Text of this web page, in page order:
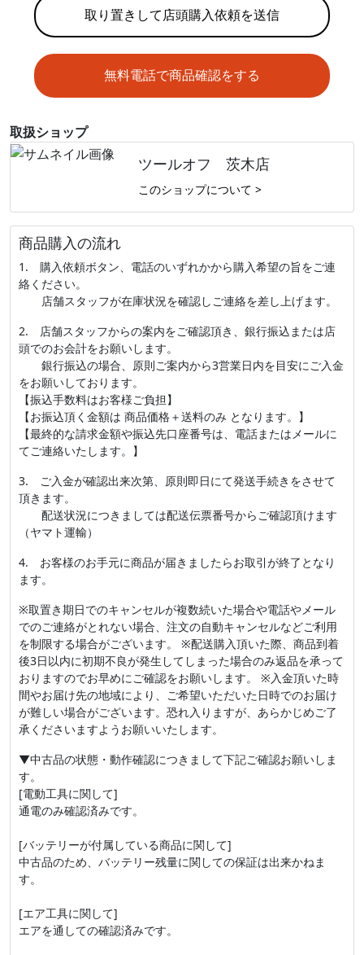
取り置きして店頭購入依頼を送信
無料電話で商品確認をする
取扱ショップ
ツールオフ 茨木店
このショップについて >
商品購入の流れ
1. 購入依頼ボタン、電話のいずれかから購入希望の旨をご連
絡ください。
店舗スタッフが在庫状況を確認しご連絡を差し上げます。
2. 店舗スタッフからの案内をご確認頂き、銀行振込または店
頭でのお会計をお願いします。
銀行振込の場合、原則ご案内から3営業日内を目安にご入金
をお願いしております。
【振込手数料はお客様ご負担】
【お振込頂く金額は 商品価格＋送料のみ となります。】
【最終的な請求金額や振込先口座番号は、電話またはメールに
てご連絡いたします。】
3. ご入金が確認出来次第、原則即日にて発送手続きをさせて
頂きます。
配送状況につきましては配送伝票番号からご確認頂けます
（ヤマト運輸）
4. お客様のお手元に商品が届きましたらお取引が終了となり
ます。
※取置き期日でのキャンセルが複数続いた場合や電話やメール
でのご連絡がとれない場合、注文の自動キャンセルなどご利用
を制限する場合がございます。 ※配送購入頂いた際、商品到着
後3日以内に初期不良が発生してしまった場合のみ返品を承って
おりますのでお早めにご確認をお願いします。 ※入金頂いた時
間やお届け先の地域により、ご希望いただいた日時でのお届け
が難しい場合がございます。恐れ入りますが、あらかじめご了
承くださいますようお願いいたします。
▼中古品の状態・動作確認につきまして下記ご確認お願いしま
す。
[電動工具に関して]
通電のみ確認済みです。
[バッテリーが付属している商品に関して]
中古品のため、バッテリー残量に関しての保証は出来かねま
す。
[エア工具に関して]
エアを通しての確認済みです。